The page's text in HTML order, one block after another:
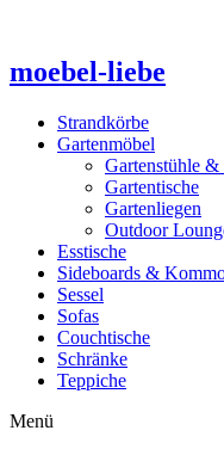
springen
moebel-liebe
Strandkörbe
Gartenmöbel
Gartenstühle &
Gartentische
Gartenliegen
Outdoor
Esstische
Sideboards &
Sessel
Sofas
Couchtische
Schränke
Teppiche
Menü